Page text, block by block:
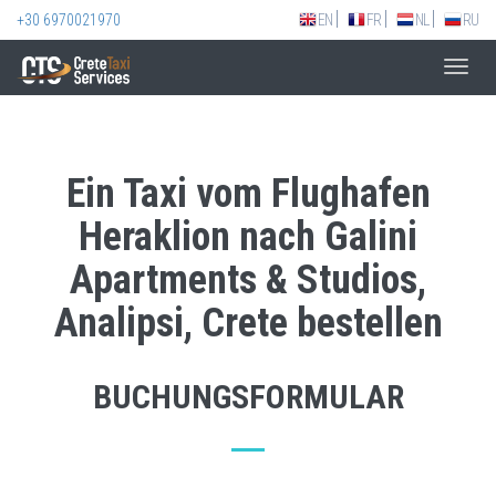
+30 6970021970 EN FR NL RU
Ein Taxi vom Flughafen
Heraklion nach Galini
Apartments & Studios,
Analipsi, Crete bestellen
BUCHUNGSFORMULAR